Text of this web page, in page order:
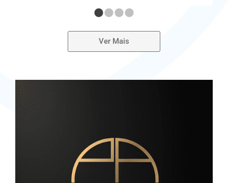
Ver Mais